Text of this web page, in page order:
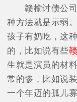
赣榆讨债公司
种方法就是示弱
孩子有奶吃，这
的，比如说有些
生就是演员的材
常的惨，比如说
一个年迈的孤儿